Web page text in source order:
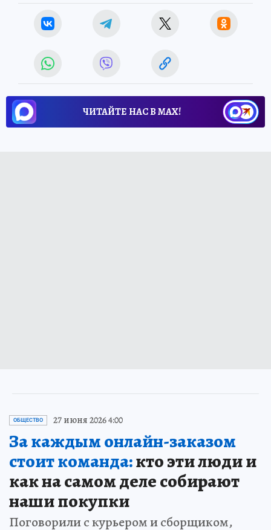
ЧИТАЙТЕ НАС В МАХ!
ОБЩЕСТВО 27 июня 2026 4:00
За каждым онлайн-заказом
стоит команда:кто эти люди и
как на самом деле собирают
наши покупки
Поговорили с курьером и сборщиком,